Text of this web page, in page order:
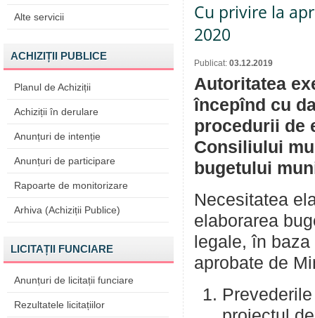
Alte servicii
ACHIZIȚII PUBLICE
Planul de Achiziții
Achiziții în derulare
Anunțuri de intenție
Anunțuri de participare
Rapoarte de monitorizare
Arhiva (Achiziții Publice)
LICITAȚII FUNCIARE
Anunțuri de licitații funciare
Rezultatele licitațiilor
Cu privire la
2020
Publicat: 03.12.2019
Autoritatea
începînd cu
procedurii de
Consiliului
bugetului
Necesitatea
elaborarea
legale, în
aprobate de